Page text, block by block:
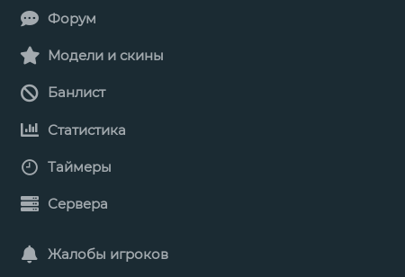
Форум
Модели и скины
Банлист
Статистика
Таймеры
Сервера
Жалобы игроков